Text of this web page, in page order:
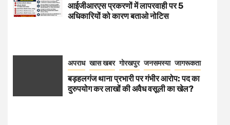
आईजीआरएस प्रकरणों में लापरवाही पर 5
अधिकारियों को कारण बताओ नोटिस
अपराध खास खबर गोरखपुर जनसमस्या जागरूकता
बड़हलगंज थाना प्रभारी पर गंभीर आरोप: पद का
दुरुपयोग कर लाखों की अवैध वसूली का खेल?